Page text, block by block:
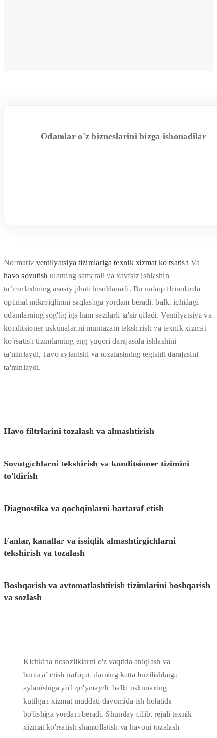
Odamlar o'z bizneslarini bizga ishonadilar
Normativ ventilyatsiya tizimlariga texnik xizmat ko'rsatish Va
havo sovutish ularning samarali va xavfsiz ishlashini
ta’minlashning asosiy jihati hisoblanadi. Bu nafaqat binolarda
optimal mikroiqlimni saqlashga yordam beradi, balki ichidagi
odamlarning sog'lig'iga ham sezilarli ta'sir qiladi. Ventilyatsiya va
konditsioner uskunalarini muntazam tekshirish va texnik xizmat
ko'rsatish tizimlarning eng yuqori darajasida ishlashini
ta'minlaydi, havo aylanishi va tozalashning tegishli darajasini
ta'minlaydi.
Havo filtrlarini tozalash va almashtirish
Sovutgichlarni tekshirish va konditsioner tizimini
to'ldirish
Diagnostika va qochqinlarni bartaraf etish
Fanlar, kanallar va issiqlik almashtirgichlarni
tekshirish va tozalash
Boshqarish va avtomatlashtirish tizimlarini boshqarish
va sozlash
Kichkina nosozliklarni o'z vaqtida aniqlash va
bartaraf etish nafaqat ularning katta buzilishlarga
aylanishiga yo'l qo'ymaydi, balki uskunaning
kutilgan xizmat muddati davomida ish holatida
bo'lishiga yordam beradi. Shunday qilib, rejali texnik
xizmat ko'rsatish shamollatish va havoni tozalash